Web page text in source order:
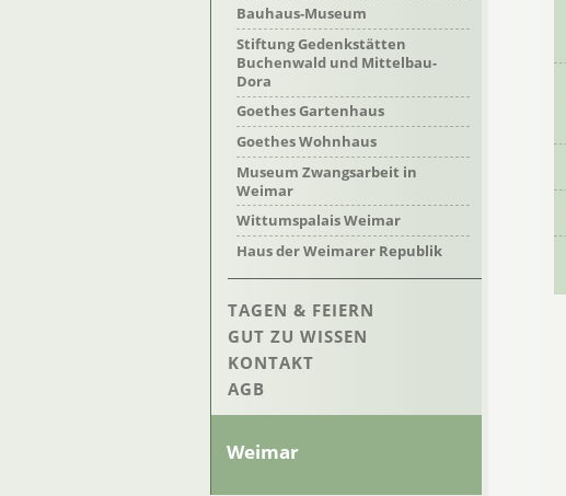
Bauhaus-Museum
Stiftung Gedenkstätten
Buchenwald und Mittelbau-
Dora
Goethes Gartenhaus
Goethes Wohnhaus
Museum Zwangsarbeit in
Weimar
Wittumspalais Weimar
Haus der Weimarer Republik
TAGEN & FEIERN
GUT ZU WISSEN
KONTAKT
AGB
Weimar